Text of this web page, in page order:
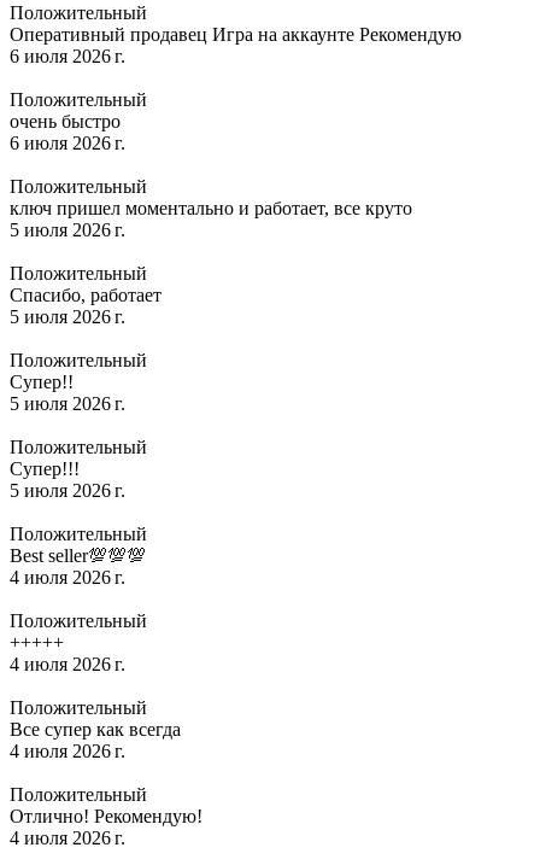
Положительный
Оперативный продавец Игра на аккаунте Рекомендую
6 июля 2026 г.
Положительный
очень быстро
6 июля 2026 г.
Положительный
ключ пришел моментально и работает, все круто
5 июля 2026 г.
Положительный
Спасибо, работает
5 июля 2026 г.
Положительный
Супер!!
5 июля 2026 г.
Положительный
Супер!!!
5 июля 2026 г.
Положительный
Best seller💯💯💯
4 июля 2026 г.
Положительный
+++++
4 июля 2026 г.
Положительный
Все супер как всегда
4 июля 2026 г.
Положительный
Отлично! Рекомендую!
4 июля 2026 г.